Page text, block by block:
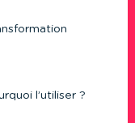
l’utiliser ?